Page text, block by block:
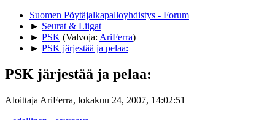
Suomen Pöytäjalkapalloyhdistys - Forum
► Seurat & Liigat
► PSK (Valvoja: AriFerra)
► PSK järjestää ja pelaa:
PSK järjestää ja pelaa:
Aloittaja AriFerra, lokakuu 24, 2007, 14:02:51